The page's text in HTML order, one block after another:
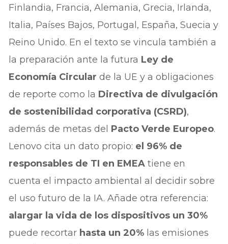
Finlandia, Francia, Alemania, Grecia, Irlanda,
Italia, Países Bajos, Portugal, España, Suecia y
Reino Unido. En el texto se vincula también a
la preparación ante la futura Ley de
Economía Circular de la UE y a obligaciones
de reporte como la Directiva de divulgación
de sostenibilidad corporativa (CSRD),
además de metas del Pacto Verde Europeo.
Lenovo cita un dato propio: el 96% de
responsables de TI en EMEA tiene en
cuenta el impacto ambiental al decidir sobre
el uso futuro de la IA. Añade otra referencia:
alargar la vida de los dispositivos un 30%
puede recortar hasta un 20% las emisiones